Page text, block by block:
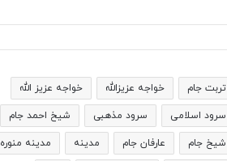
تربت جام خواجه عزیزالله خواجه عزیز الله
سرود اسلامی سرود مذهبی شیخ احمد جام
شیخ جام عارفان جام مدینه مدینه منوره